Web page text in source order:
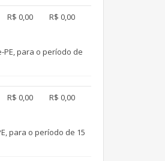
R$ 0,00 R$ 0,00
PE, para o período de
R$ 0,00 R$ 0,00
para o período de 15